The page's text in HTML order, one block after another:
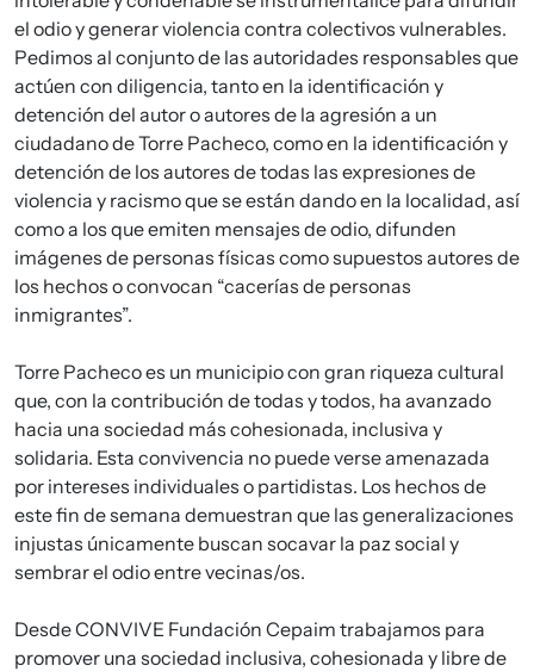
el odio y generar violencia contra colectivos vulnerables.
Pedimos al conjunto de las autoridades responsables que
actúen con diligencia, tanto en la identificación y
detención del autor o autores de la agresión a un
ciudadano de Torre Pacheco, como en la identificación y
detención de los autores de todas las expresiones de
violencia y racismo que se están dando en la localidad, así
como a los que emiten mensajes de odio, difunden
imágenes de personas físicas como supuestos autores de
los hechos o convocan “cacerías de personas
inmigrantes”.
Torre Pacheco es un municipio con gran riqueza cultural
que, con la contribución de todas y todos, ha avanzado
hacia una sociedad más cohesionada, inclusiva y
solidaria. Esta convivencia no puede verse amenazada
por intereses individuales o partidistas. Los hechos de
este fin de semana demuestran que las generalizaciones
injustas únicamente buscan socavar la paz social y
sembrar el odio entre vecinas/os.
Desde CONVIVE Fundación Cepaim trabajamos para
promover una sociedad inclusiva, cohesionada y libre de